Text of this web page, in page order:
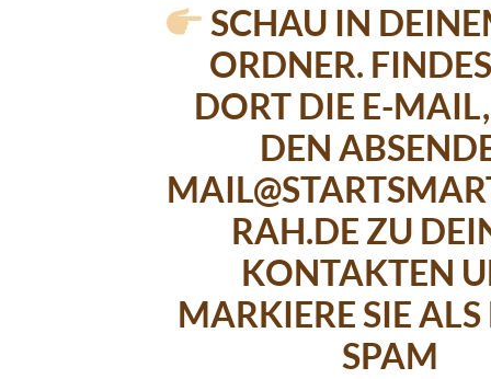
SCHAU IN
ORDNER.
DORT DIE E-
DEN
RAH.DE ZU
KONTAKTEN
MARKIERE SIE
SPAM